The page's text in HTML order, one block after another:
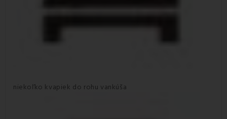
niekoľko kvapiek do rohu vankúša